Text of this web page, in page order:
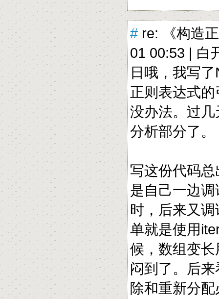
# re: 《构造
01 00:53 | 白
日哦，我写
正则表达式
没办法。过
分析部分了。
写这份代码
是自己一边
时，后来又
单就是使用
候，数组变
闷到了。后
除和重新分